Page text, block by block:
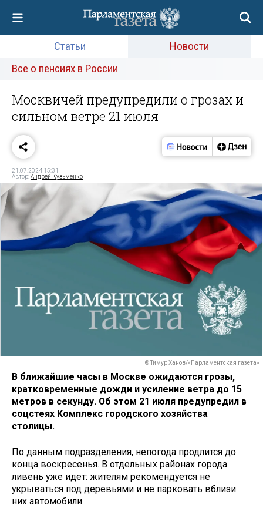
Статьи
Новости
Все о пенсиях в России
Москвичей предупредили о грозах и
сильном ветре 21 июля
21.07.2024 15:31
Автор:Андрей Кузьменко
© Тимур Ханов/«Парламентская газета»
В ближайшие часы в Москве ожидаются грозы,
кратковременные дожди и усиление ветра до 15
метров в секунду. Об этом 21 июля предупредил в
соцстеях Комплекс городского хозяйства
столицы.
По данным подразделения, непогода продлится до
конца воскресенья. В отдельных районах города
ливень уже идет: жителям рекомендуется не
укрываться под деревьями и не парковать вблизи
них автомобили.